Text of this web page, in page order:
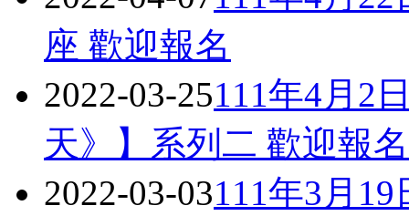
座 歡迎報名
2022-03-25111年4月2
天》】系列二 歡迎報名
2022-03-03111年3月